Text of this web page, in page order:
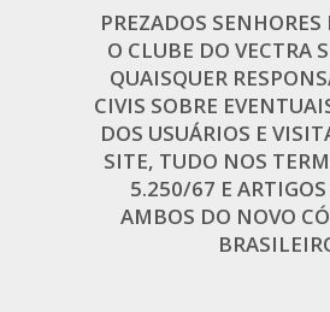
PREZADOS SENHORES
O CLUBE DO VECTRA
QUAISQUER
CIVIS SOBRE
DOS USUÁRIOS E
SITE, TUDO NOS
5.250/67 E
AMBOS DO NOVO